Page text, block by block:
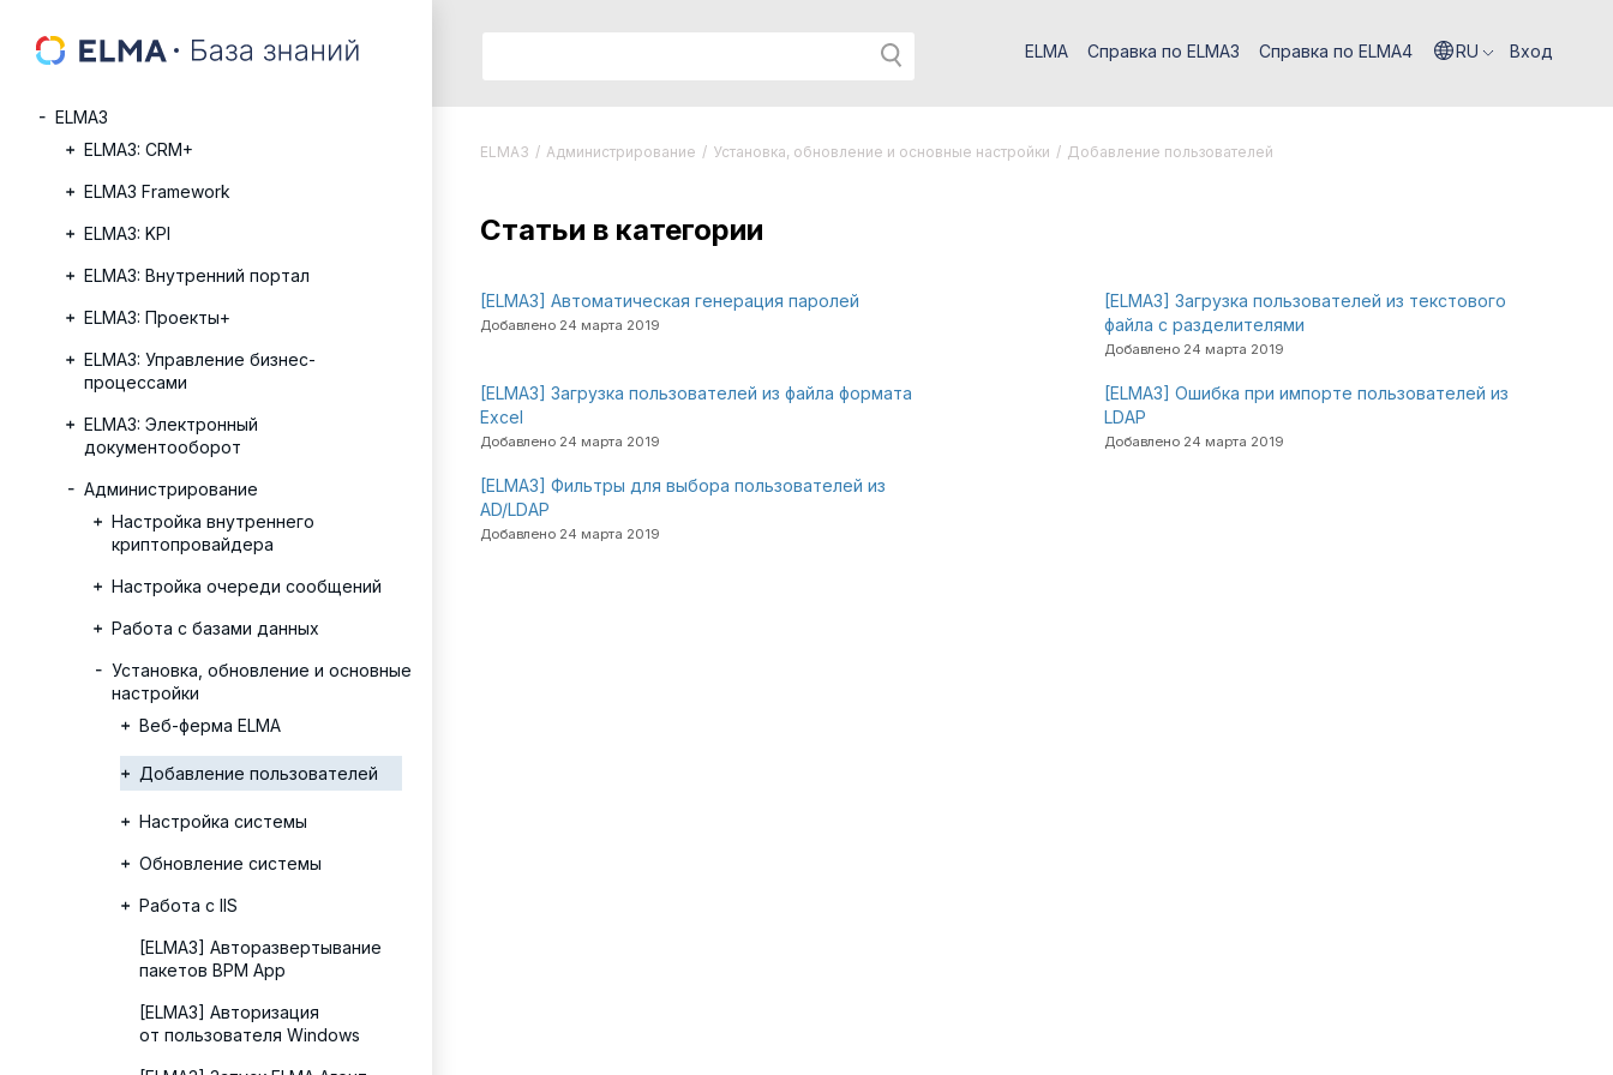
ELMA3
ELMA3: CRM+
ELMA3 Framework
ELMA3: KPI
ELMA3: Внутренний портал
ELMA3: Проекты+
ELMA3: Управление бизнес-
процессами
ELMA3: Электронный
документооборот
Администрирование
Настройка внутреннего
криптопровайдера
Настройка очереди сообщений
Работа с базами данных
Установка, обновление и основные
настройки
Веб-ферма ELMA
Добавление пользователей
Настройка системы
Обновление системы
Работа с IIS
[ELMA3] Авторазвертывание
пакетов BPM App
[ELMA3] Авторизация
от пользователя Windows
ELMA Справка по ELMA3 Справка по ELMA4 RU Вход
ELMA3 / Администрирование / Установка, обновление и основные настройки / Добавление пользователей
Cтатьи в категории
[ELMA3] Автоматическая генерация паролей
Добавлено 24 марта 2019
[ELMA3] Загрузка пользователей из текстового
файла с разделителями
Добавлено 24 марта 2019
[ELMA3] Загрузка пользователей из файла формата
Excel
Добавлено 24 марта 2019
[ELMA3] Ошибка при импорте пользователей из
LDAP
Добавлено 24 марта 2019
[ELMA3] Фильтры для выбора пользователей из
AD/LDAP
Добавлено 24 марта 2019